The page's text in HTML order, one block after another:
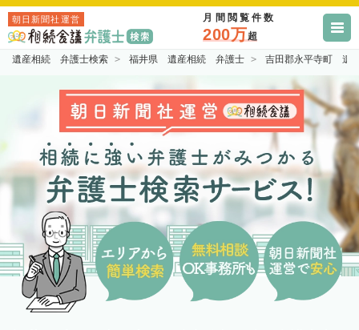
朝日新聞社運営 月間閲覧件数
200万超
遺産相続 弁護士検索 福井県 遺産相続 弁護士 吉田郡永平寺町 遺